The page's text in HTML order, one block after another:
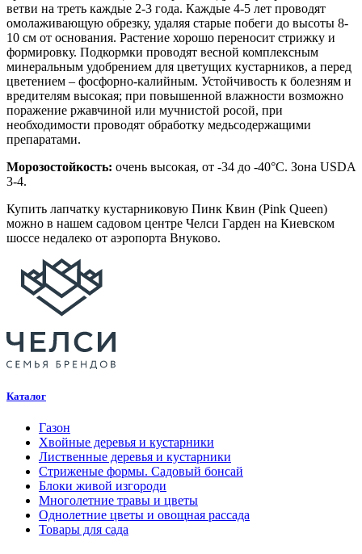
ветви на треть каждые 2-3 года. Каждые 4-5 лет проводят
омолаживающую обрезку, удаляя старые побеги до высоты 8-
10 см от основания. Растение хорошо переносит стрижку и
формировку. Подкормки проводят весной комплексным
минеральным удобрением для цветущих кустарников, а перед
цветением – фосфорно-калийным. Устойчивость к болезням и
вредителям высокая; при повышенной влажности возможно
поражение ржавчиной или мучнистой росой, при
необходимости проводят обработку медьсодержащими
препаратами.
Морозостойкость: очень высокая, от -34 до -40°C. Зона USDA
3-4.
Купить лапчатку кустарниковую Пинк Квин (Pink Queen)
можно в нашем садовом центре Челси Гарден на Киевском
шоссе недалеко от аэропорта Внуково.
Каталог
Газон
Хвойные деревья и кустарники
Лиственные деревья и кустарники
Стриженые формы. Садовый бонсай
Блоки живой изгороди
Многолетние травы и цветы
Однолетние цветы и овощная рассада
Товары для сада